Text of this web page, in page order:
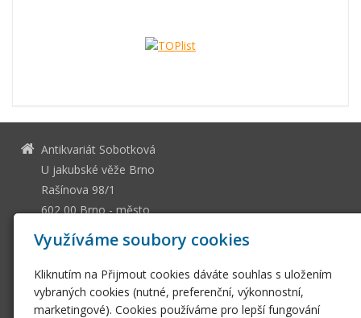
Antikvariát Sobotková
U jakubské věže Brno
Rašínova 98/1
602 00 Brno - město
13036661
CZ505112128
ssobotkova@gmail.com
+420 542 212 393
Využíváme soubory cookies
Kliknutím na Přijmout cookies dáváte souhlas s uložením
vybraných cookies (nutné, preferenční, výkonnostní,
marketingové). Cookies používáme pro lepší fungování